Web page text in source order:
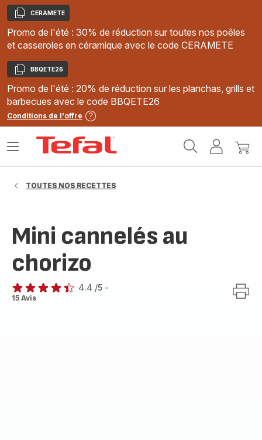
Copier
CERAMETE
Promo de l'été : 30% de réduction sur toutes nos poêles
et casseroles en céramique avec le code CERAMETE
Copier
BBQETE26
Promo de l'été : 20% de réduction sur les planchas, grills et
barbecues avec le code BBQETE26
Conditions de l'offre
MonMon
Ouvrir
TOUTES NOS RECETTES
Mini cannelés au
chorizo
ratings.4.4
4.4 /5 -
15 Avis